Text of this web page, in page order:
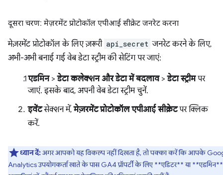
दूसरा चरण: मेज़रमेंट प्रोटोकॉल एपीआई सीक्रेट जनरेट करना
मेज़रमेंट प्रोटोकॉल के लिए ज़रूरी api_secret जनरेट करने के लिए,
अभी-अभी बनाई गई वेब डेटा स्ट्रीम की सेटिंग पर जाएं:
एडमिन>डेटा कलेक्शन और डेटा में बदलाव>डेटा स्ट्रीमपर
जाएं. इसके बाद, अपनी वेब डेटा स्ट्रीम चुनें.
इवेंटसेक्शन में,मेज़रमेंट प्रोटोकॉल एपीआई सीक्रेटपर क्लिक
करें.
ध्यान दें:अगर आपको यह विकल्प नहीं दिखता है, तो पक्का करें कि आपके
Analytics उपयोगकर्ता खाते के पास GA4 प्रॉपर्टी के लिए **एडिटर** या